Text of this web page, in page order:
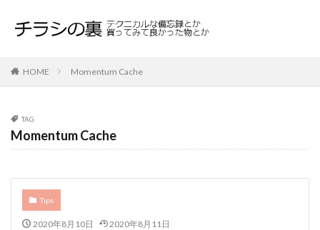
HOME Momentum Cache
TAG
Momentum Cache
Tips
2020年8月10日 2020年8月11日